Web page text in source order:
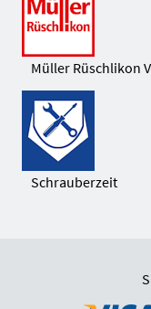
Müller Rüschlikon
Schrauberzeit